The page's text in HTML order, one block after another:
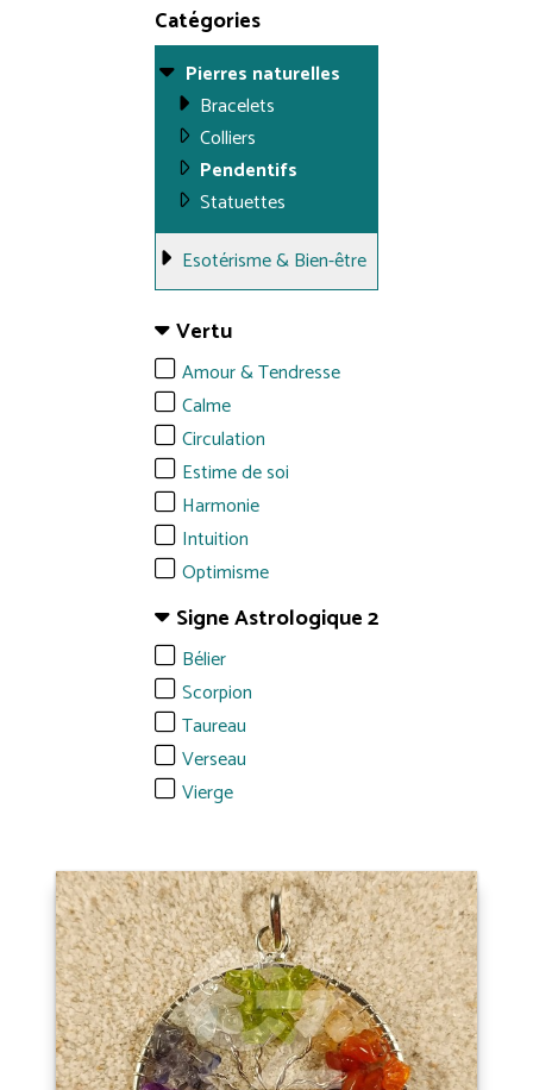
Catégories
Pierres naturelles
Bracelets
Colliers
Pendentifs
Statuettes
Esotérisme & Bien-être
Vertu
Amour & Tendresse
Calme
Circulation
Estime de soi
Harmonie
Intuition
Optimisme
Signe Astrologique 2
Bélier
Scorpion
Taureau
Verseau
Vierge